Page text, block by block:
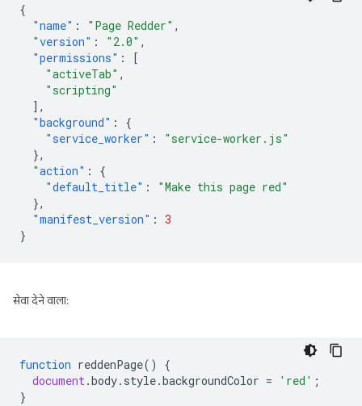
{
"name" : "Page Redder" ,
"version" : "2.0" ,
"permissions" :
[
"activeTab" ,
"scripting"
],
"background" :
{
"service_worker" :
"service-worker.js"
},
"action" :
{
"default_title" :
"Make this page red"
},
"manifest_version" : 3
}
सेवा देने वाला:
function reddenPage()
{
document .body. style.backgroundColor = 'red' ;
}